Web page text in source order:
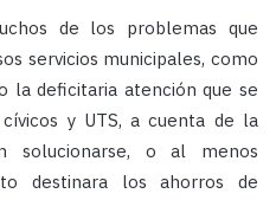
de los problemas que
servicios municipales, como
la deficitaria atención que se
y UTS, a cuenta de la
solucionarse, o al menos
destinara los ahorros de